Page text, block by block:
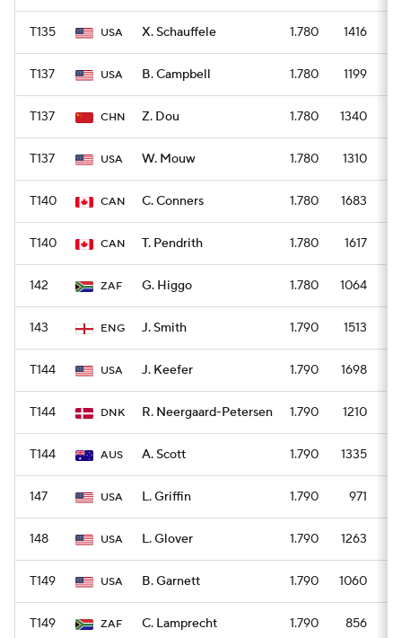
T135 USA X. Schauffele 1.780 1416
T137 USA B. Campbell 1.780 1199
T137 CHN Z. Dou 1.780 1340
T137 USA W. Mouw 1.780 1310
T140 CAN C. Conners 1.780 1683
T140 CAN T. Pendrith 1.780 1617
142 ZAF G. Higgo 1.780 1064
143 ENG J. Smith 1.790 1513
T144 USA J. Keefer 1.790 1698
T144 DNK R. Neergaard-Petersen 1.790 1210
T144 AUS A. Scott 1.790 1335
147 USA L. Griffin 1.790 971
148 USA L. Glover 1.790 1263
T149 USA B. Garnett 1.790 1060
T149 ZAF C. Lamprecht 1.790 856